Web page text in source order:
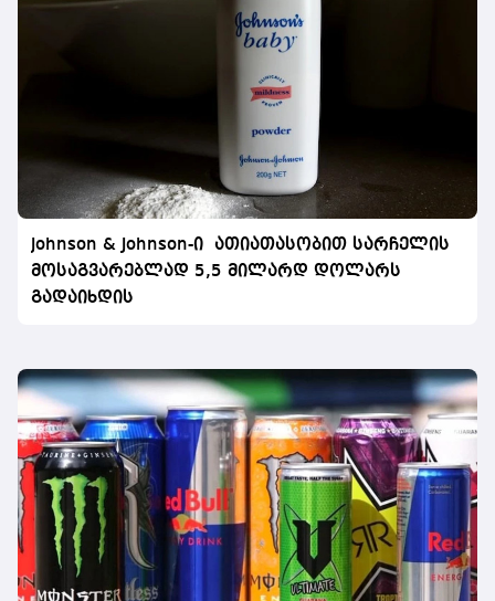
Johnson & Johnson-ი ათიათასობით სარჩელის
მოსაგვარებლად 5,5 მილარდ დოლარს
გადაიხდის